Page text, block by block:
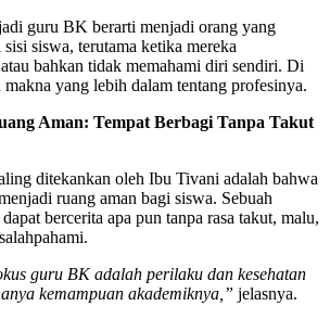
guru BK berarti menjadi orang yang
siswa, terutama ketika mereka
bahkan tidak memahami diri sendiri. Di
yang lebih dalam tentang profesinya.
Aman: Tempat Berbagi Tanpa Takut
ditekankan oleh Ibu Tivani adalah bahwa
ruang aman bagi siswa. Sebuah
bercerita apa pun tanpa rasa takut, malu,
guru BK adalah perilaku dan kesehatan
kemampuan akademiknya,” jelasnya.